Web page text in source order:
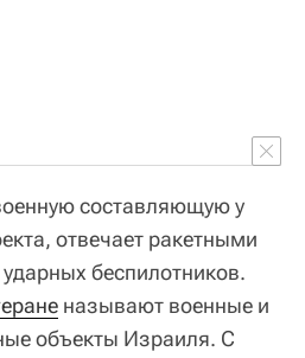
составляющую у
отвечает ракетными
беспилотников.
называют военные и
объекты Израиля. С